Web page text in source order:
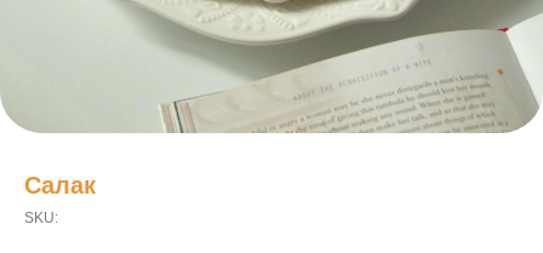
Салак
SKU: